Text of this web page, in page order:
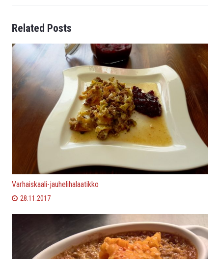
Related Posts
Varhaiskaali-jauhelihalaatikko
28.11.2017